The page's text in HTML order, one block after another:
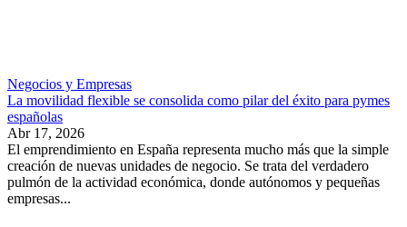
Negocios y Empresas
La movilidad flexible se consolida como pilar del éxito para pymes
españolas
Abr 17, 2026
El emprendimiento en España representa mucho más que la simple
creación de nuevas unidades de negocio. Se trata del verdadero
pulmón de la actividad económica, donde autónomos y pequeñas
empresas...